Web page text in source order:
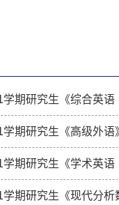
期研究生《综合英
期研究生《高级外语
期研究生《学术英
期研究生《现代分